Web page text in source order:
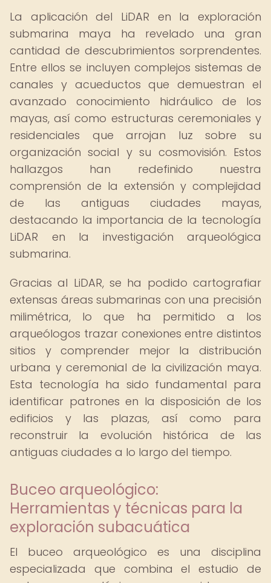
La aplicación del LiDAR en la exploración
submarina maya ha revelado una gran
cantidad de descubrimientos sorprendentes.
Entre ellos se incluyen complejos sistemas de
canales y acueductos que demuestran el
avanzado conocimiento hidráulico de los
mayas, así como estructuras ceremoniales y
residenciales que arrojan luz sobre su
organización social y su cosmovisión. Estos
hallazgos han redefinido nuestra
comprensión de la extensión y complejidad
de las antiguas ciudades mayas,
destacando la importancia de la tecnología
LiDAR en la investigación arqueológica
submarina.
Gracias al LiDAR, se ha podido cartografiar
extensas áreas submarinas con una precisión
milimétrica, lo que ha permitido a los
arqueólogos trazar conexiones entre distintos
sitios y comprender mejor la distribución
urbana y ceremonial de la civilización maya.
Esta tecnología ha sido fundamental para
identificar patrones en la disposición de los
edificios y las plazas, así como para
reconstruir la evolución histórica de las
antiguas ciudades a lo largo del tiempo.
Buceo arqueológico:
Herramientas y técnicas para la
exploración subacuática
El buceo arqueológico es una disciplina
especializada que combina el estudio de